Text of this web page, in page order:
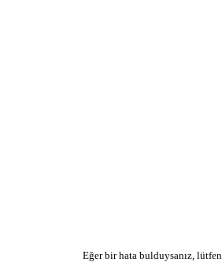
Eğer bir hata bulduysanız, lütfen